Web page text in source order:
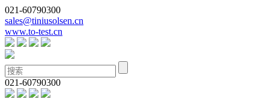
021-60790300
sales@tiniusolsen.cn
www.to-test.cn
021-60790300